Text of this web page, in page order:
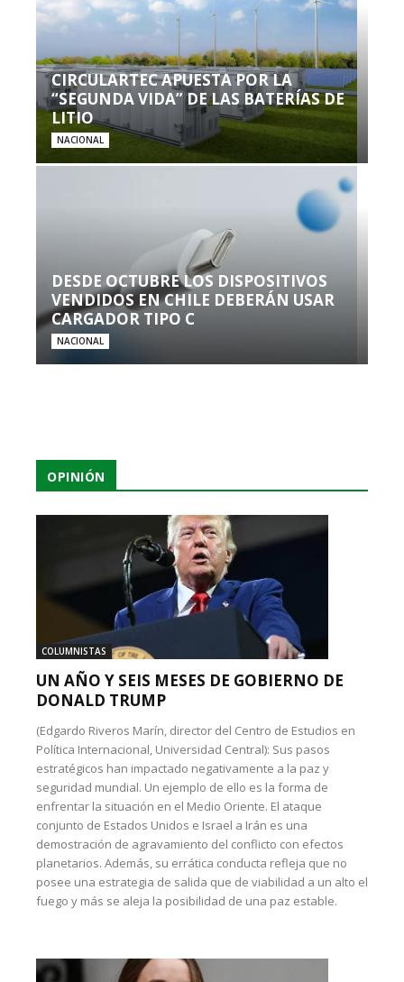
CIRCULARTEC APUESTA POR LA
“SEGUNDA VIDA” DE LAS BATERÍAS DE
LITIO
NACIONAL
DESDE OCTUBRE LOS DISPOSITIVOS
VENDIDOS EN CHILE DEBERÁN USAR
CARGADOR TIPO C
NACIONAL
OPINIÓN
COLUMNISTAS
UN AÑO Y SEIS MESES DE GOBIERNO DE
DONALD TRUMP
(Edgardo Riveros Marín, director del Centro de Estudios en
Política Internacional, Universidad Central): Sus pasos
estratégicos han impactado negativamente a la paz y
seguridad mundial. Un ejemplo de ello es la forma de
enfrentar la situación en el Medio Oriente. El ataque
conjunto de Estados Unidos e Israel a Irán es una
demostración de agravamiento del conflicto con efectos
planetarios. Además, su errática conducta refleja que no
posee una estrategia de salida que de viabilidad a un alto el
fuego y más se aleja la posibilidad de una paz estable.